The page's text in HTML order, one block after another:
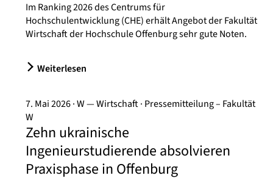
Im Ranking 2026 des Centrums für
Hochschulentwicklung (CHE) erhält Angebot der Fakultät
Wirtschaft der Hochschule Offenburg sehr gute Noten.
Weiterlesen
7. Mai 2026 W — Wirtschaft Pressemitteilung – Fakultät
W
Zehn ukrainische
Ingenieurstudierende absolvieren
Praxisphase in Offenburg